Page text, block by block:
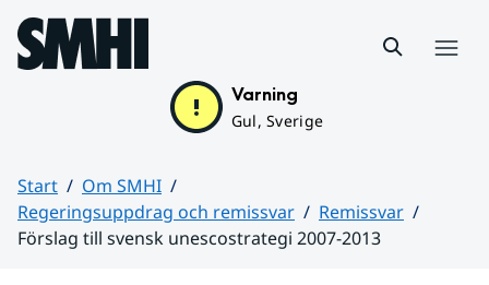
Hoppa till sidans innehåll
Varning
Gul, Sverige
Start
Om SMHI
Regeringsuppdrag och remissvar
Remissvar
Förslag till svensk unescostrategi 2007-2013